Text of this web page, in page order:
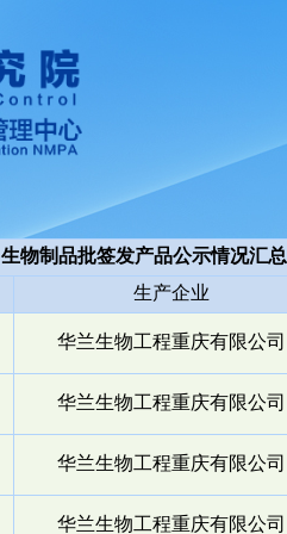
生物制品批签发产品公示情况汇总
生产企业
华兰生物工程重庆有限公司
华兰生物工程重庆有限公司
华兰生物工程重庆有限公司
华兰生物工程重庆有限公司